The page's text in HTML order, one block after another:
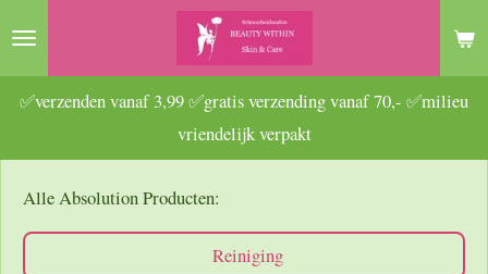
Ga
naar
hoofdinhoud
✅verzenden vanaf 3,99 ✅gratis verzending vanaf 70,- ✅milieu
vriendelijk verpakt
Alle Absolution Producten:
Reiniging